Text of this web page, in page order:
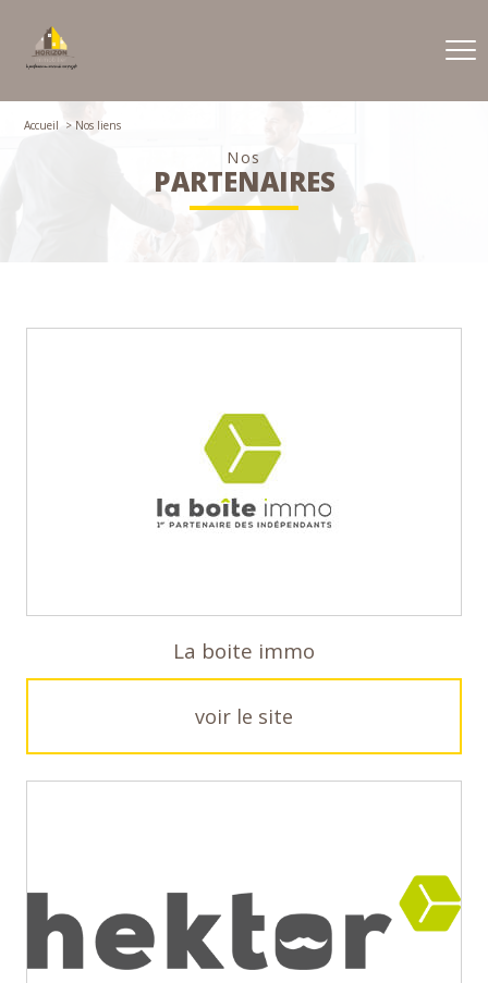
Accueil Nos liens
Nos
PARTENAIRES
La boite immo
voir le site